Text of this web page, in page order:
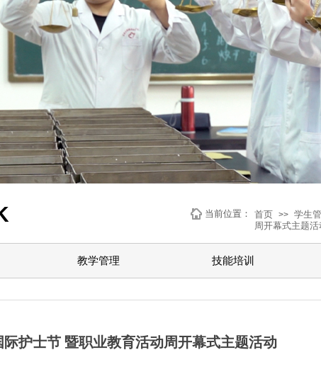
当前位置： 首页 >> 学生
周开幕式主题活
教学管理 技能培训
护士节 暨职业教育活动周开幕式主题活动